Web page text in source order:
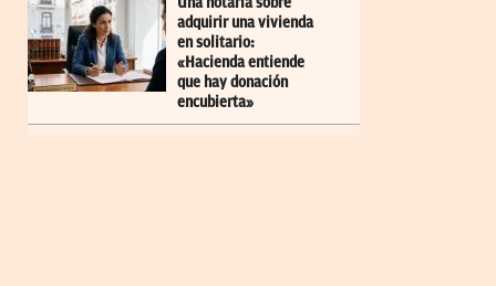
adquirir una vivienda
en solitario:
«Hacienda entiende
que hay donación
encubierta»